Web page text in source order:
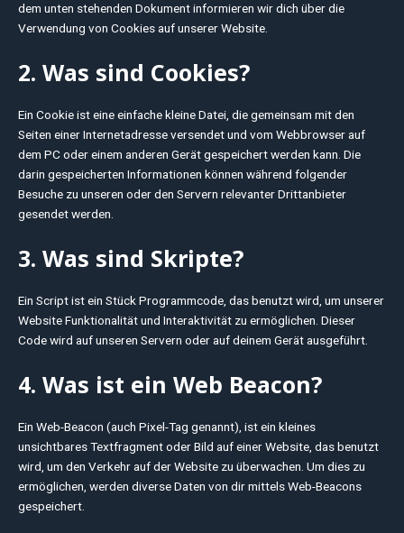
dem unten stehenden Dokument informieren wir dich über die
Verwendung von Cookies auf unserer Website.
2. Was sind Cookies?
Ein Cookie ist eine einfache kleine Datei, die gemeinsam mit den
Seiten einer Internetadresse versendet und vom Webbrowser auf
dem PC oder einem anderen Gerät gespeichert werden kann. Die
darin gespeicherten Informationen können während folgender
Besuche zu unseren oder den Servern relevanter Drittanbieter
gesendet werden.
3. Was sind Skripte?
Ein Script ist ein Stück Programmcode, das benutzt wird, um unserer
Website Funktionalität und Interaktivität zu ermöglichen. Dieser
Code wird auf unseren Servern oder auf deinem Gerät ausgeführt.
4. Was ist ein Web Beacon?
Ein Web-Beacon (auch Pixel-Tag genannt), ist ein kleines
unsichtbares Textfragment oder Bild auf einer Website, das benutzt
wird, um den Verkehr auf der Website zu überwachen. Um dies zu
ermöglichen, werden diverse Daten von dir mittels Web-Beacons
gespeichert.